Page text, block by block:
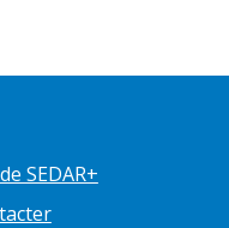
SEDAR+